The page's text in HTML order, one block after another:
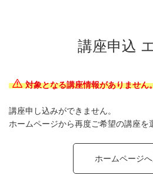
講座申込
対象となる講座情報がありません
講座申し込みができません。
ホームページから再度ご希望の講座を
ホームページ